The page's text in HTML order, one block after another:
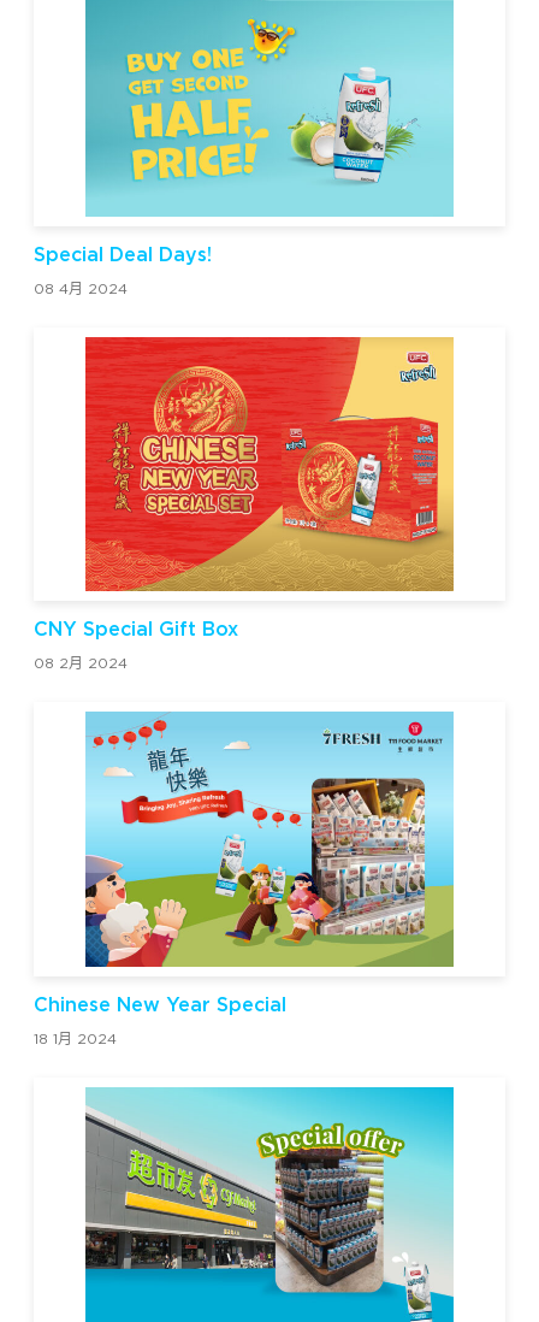
Special Deal Days!
08 4月 2024
CNY Special Gift Box
08 2月 2024
Chinese New Year Special
18 1月 2024